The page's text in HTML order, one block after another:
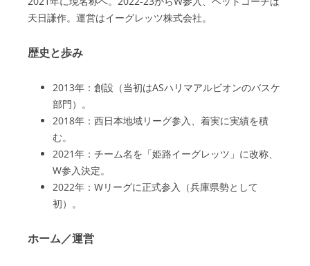
天日謙作。運営はイーグレッツ株式会社。
歴史と歩み
2013年：創設（当初はASハリマアルビオンのバスケ
部門）。
2018年：西日本地域リーグ参入、着実に実績を積
む。
2021年：チーム名を「姫路イーグレッツ」に改称、
W参入決定。
2022年：Wリーグに正式参入（兵庫県勢として
初）。
ホーム／運営